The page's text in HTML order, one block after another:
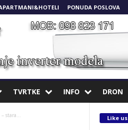
PONUDA POSLOVA
TVRTKE INFO DRON
stara... Like us